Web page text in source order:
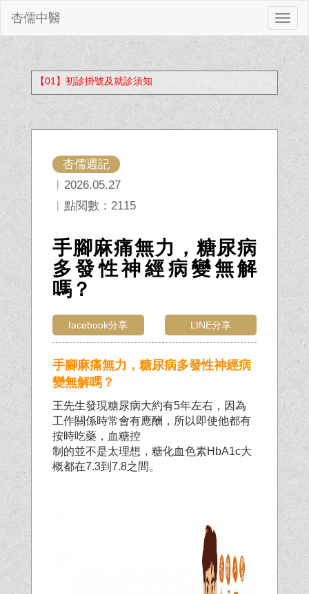
切
換
杏儒中醫
【01】初診掛號及就診須知
杏儒週記
︱2026.05.27
︱點閱數：2115
手腳麻痛無力，糖尿病
多發性神經病變無解
嗎？
facebook分享 LINE分享
手腳麻痛無力，糖尿病多發性神經病
變無解嗎？
王先生發現糖尿病大約有5年左右，因為
工作關係時常會有應酬，所以即使他都有
按時吃藥，血糖控
制的並不是太理想，糖化血色素HbA1c大
概都在7.3到7.8之間。